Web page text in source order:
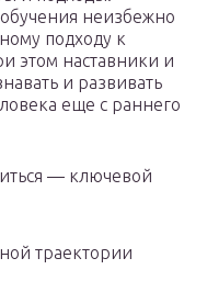
неизбежно
подходу к
этом наставники и
и развивать
еще с раннего
— ключевой
траектории